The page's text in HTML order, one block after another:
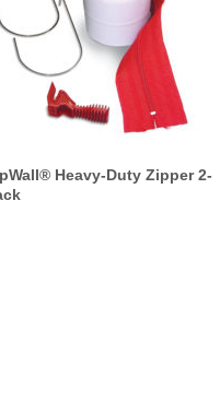
Heavy-Duty Zipper 2-